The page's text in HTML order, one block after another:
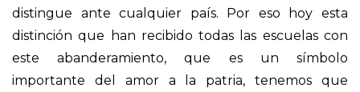
distingue ante cualquier país. Por eso hoy esta
distinción que han recibido todas las escuelas con
este abanderamiento, que es un símbolo
importante del amor a la patria, tenemos que